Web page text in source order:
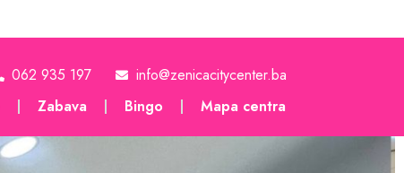
062 935 197
info@zenicacitycenter.ba
Zabava Bingo Mapa centra